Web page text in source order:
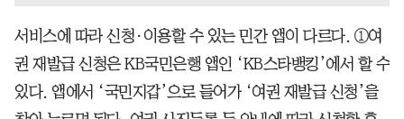
서비스에 따라 신청·이용할 수 있는 민간 앱이 다르다. ①여
권 재발급 신청은 KB국민은행 앱인 ‘KB스타뱅킹’에서 할 수
있다. 앱에서 ‘국민지갑’으로 들어가 ‘여권 재발급 신청’을